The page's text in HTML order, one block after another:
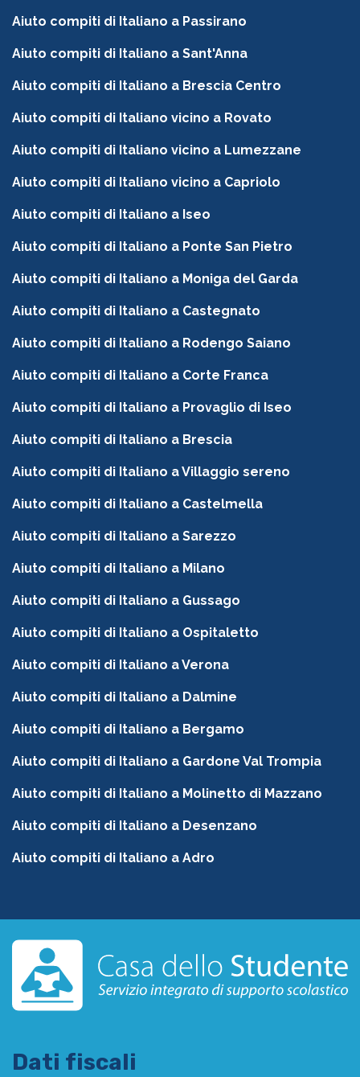
Aiuto compiti di Italiano a Passirano
Aiuto compiti di Italiano a Sant'Anna
Aiuto compiti di Italiano a Brescia Centro
Aiuto compiti di Italiano vicino a Rovato
Aiuto compiti di Italiano vicino a Lumezzane
Aiuto compiti di Italiano vicino a Capriolo
Aiuto compiti di Italiano a Iseo
Aiuto compiti di Italiano a Ponte San Pietro
Aiuto compiti di Italiano a Moniga del Garda
Aiuto compiti di Italiano a Castegnato
Aiuto compiti di Italiano a Rodengo Saiano
Aiuto compiti di Italiano a Corte Franca
Aiuto compiti di Italiano a Provaglio di Iseo
Aiuto compiti di Italiano a Brescia
Aiuto compiti di Italiano a Villaggio sereno
Aiuto compiti di Italiano a Castelmella
Aiuto compiti di Italiano a Sarezzo
Aiuto compiti di Italiano a Milano
Aiuto compiti di Italiano a Gussago
Aiuto compiti di Italiano a Ospitaletto
Aiuto compiti di Italiano a Verona
Aiuto compiti di Italiano a Dalmine
Aiuto compiti di Italiano a Bergamo
Aiuto compiti di Italiano a Gardone Val Trompia
Aiuto compiti di Italiano a Molinetto di Mazzano
Aiuto compiti di Italiano a Desenzano
Aiuto compiti di Italiano a Adro
Dati fiscali